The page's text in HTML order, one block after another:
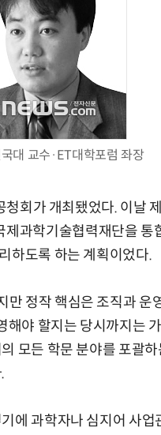
대 교수·ET대학포럼 좌장
회가 개최됐었다. 이날
과학기술협력재단을 통
하도록 하는 계획이었다.
정작 핵심은 조직과 운
야 할지는 당시까지는
모든 학문 분야를 포괄
에 과학자나 심지어 사업
모든 업무 담당자(비개발자)를 위한 온톨로지 기반 AI 지식체계 설계 1-day 워크숍